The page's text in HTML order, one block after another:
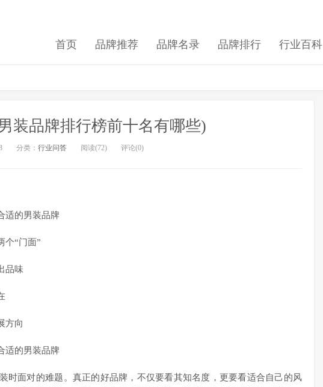
首页 品牌推荐 品牌名录 品牌排行 行业百科
装品牌排行榜前十名有哪些)
分类： 行业问答 阅读(72) 评论(0)
适的男装品牌
个“门面”
品味
方向
适的男装品牌
时面对的难题。真正的好品牌，不仅要看其知名度，更要看适合自己的风